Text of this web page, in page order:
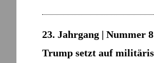
23. Jahrgang | Nummer
Trump setzt auf